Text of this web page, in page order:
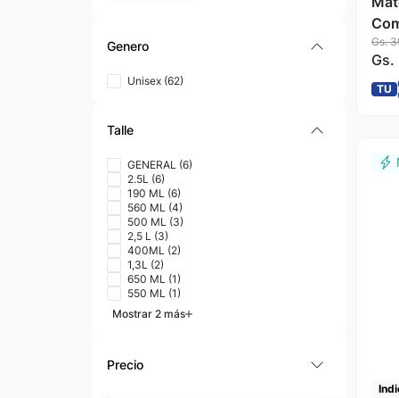
Genero
Unisex (62)
Talle
GENERAL (6)
2.5L (6)
190 ML (6)
560 ML (4)
500 ML (3)
2,5 L (3)
400ML (2)
1,3L (2)
650 ML (1 )
550 ML (1 )
Mostrar 2 más
Gs.
Gs.
TU